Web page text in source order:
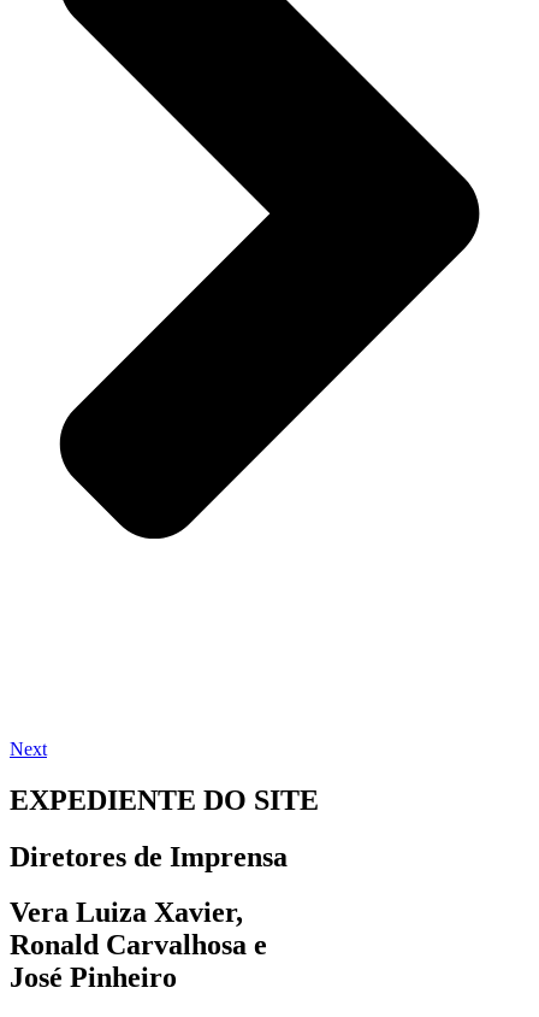
Next
EXPEDIENTE DO SITE
Diretores de Imprensa
Vera Luiza Xavier,
Ronald Carvalhosa e
José Pinheiro